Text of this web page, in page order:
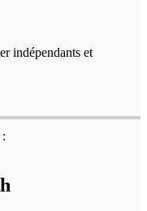
indépendants et